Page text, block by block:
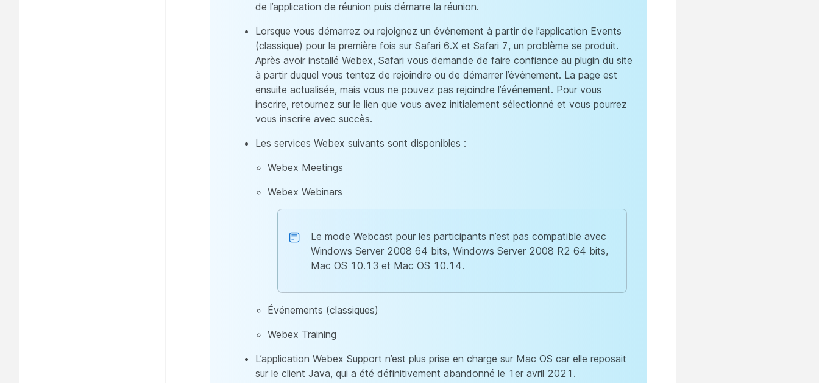
de l’application de réunion puis démarre la réunion.
Lorsque vous démarrez ou rejoignez un événement à partir de l’application Events
(classique) pour la première fois sur Safari 6.X et Safari 7, un problème se produit.
Après avoir installé Webex, Safari vous demande de faire confiance au plugin du site
à partir duquel vous tentez de rejoindre ou de démarrer l’événement. La page est
ensuite actualisée, mais vous ne pouvez pas rejoindre l’événement. Pour vous
inscrire, retournez sur le lien que vous avez initialement sélectionné et vous pourrez
vous inscrire avec succès.
Les services Webex suivants sont disponibles :
Webex Meetings
Webex Webinars
Le mode Webcast pour les participants n’est pas compatible avec
Windows Server 2008 64 bits, Windows Server 2008 R2 64 bits,
Mac OS 10.13 et Mac OS 10.14.
Événements (classiques)
Webex Training
L’application Webex Support n’est plus prise en charge sur Mac OS car elle reposait
sur le client Java, qui a été définitivement abandonné le 1er avril 2021.